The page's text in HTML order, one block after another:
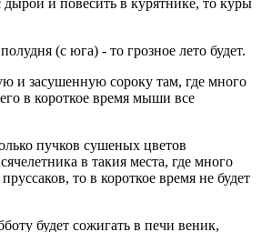
и повесить в курятнике, то куры
(с юга) - то грозное лето будет.
и засушенную сороку там, где много
в короткое время мыши все
пучков сушеных цветов
в такия места, где много
то в короткое время не будет
будет сожигать в печи веник,